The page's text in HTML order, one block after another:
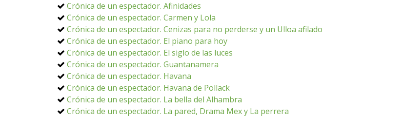
Crónica de un espectador. Afinidades
Crónica de un espectador. Carmen y Lola
Crónica de un espectador. Cenizas para no perderse y un Ulloa afilado
Crónica de un espectador. El piano para hoy
Crónica de un espectador. El siglo de las luces
Crónica de un espectador. Guantanamera
Crónica de un espectador. Havana
Crónica de un espectador. Havana de Pollack
Crónica de un espectador. La bella del Alhambra
Crónica de un espectador. La pared, Drama Mex y La perrera